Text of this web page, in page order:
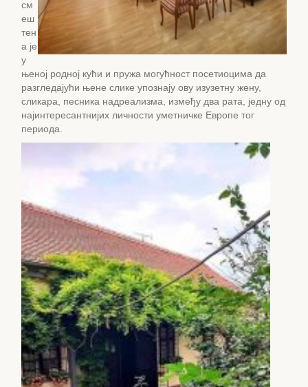
см
еш
тен
а је
у
њеној родној кући и пружа могућност посетиоцима да
разгледајући њене слике упознају ову изузетну жену,
сликара, песника надреализма, између два рата, једну од
најинтересантнијих личности уметничке Европе тог
периода.